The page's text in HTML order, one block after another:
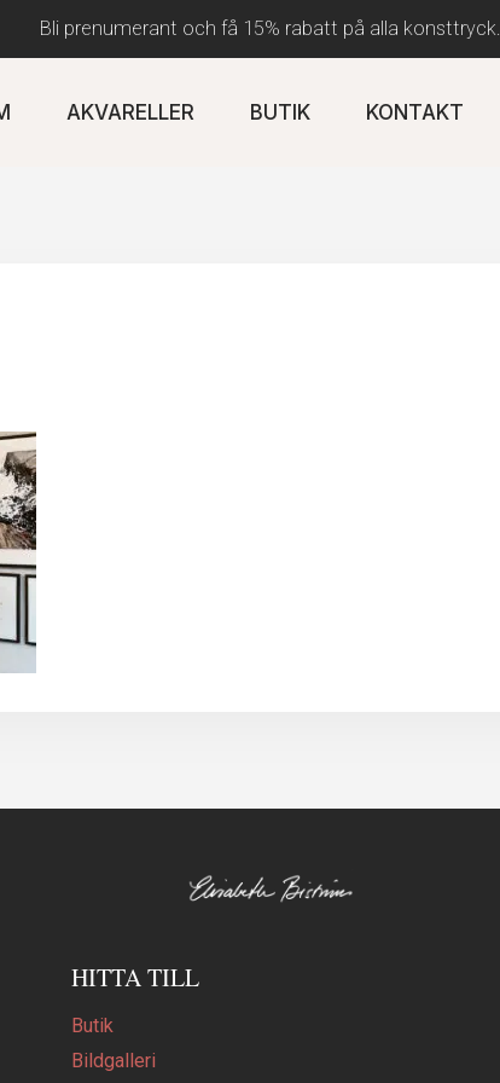
Bli prenumerant och få 15% rabatt på alla konsttryck.
AKVARELLER BUTIK KONTAKT
HITTA TILL
Butik
Bildgalleri